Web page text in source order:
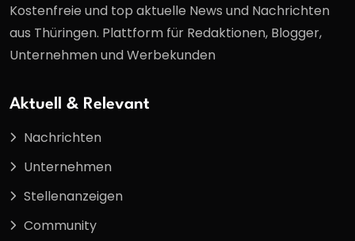
Kostenfreie und top aktuelle News und Nachrichten
aus Thüringen. Plattform für Redaktionen, Blogger,
Unternehmen und Werbekunden
Aktuell & Relevant
Nachrichten
Unternehmen
Stellenanzeigen
Community